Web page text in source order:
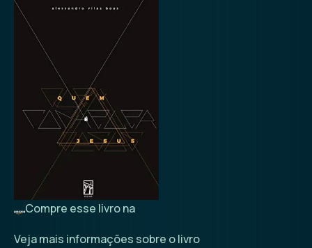
Compre esse livro na
Veja mais informações sobre o livro